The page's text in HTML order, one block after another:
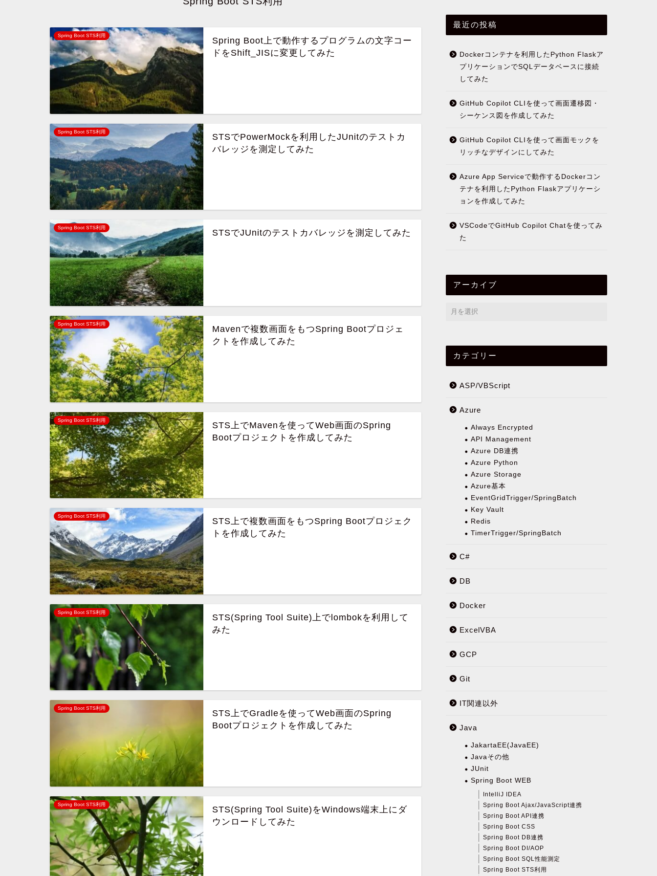
Spring Boot STS利用
Spring Boot上で動作するプログラムの文字コー
ドをShift_JISに変更してみた
Spring Boot STS利用
STSでPowerMockを利用したJUnitのテストカ
バレッジを測定してみた
Spring Boot STS利用
STSでJUnitのテストカバレッジを測定してみた
Spring Boot STS利用
Mavenで複数画面をもつSpring Bootプロジェ
クトを作成してみた
Spring Boot STS利用
STS上でMavenを使ってWeb画面のSpring
Bootプロジェクトを作成してみた
Spring Boot STS利用
STS上で複数画面をもつSpring Bootプロジェク
トを作成してみた
Spring Boot STS利用
STS(Spring Tool Suite)上でlombokを利用して
みた
Spring Boot STS利用
STS上でGradleを使ってWeb画面のSpring
Bootプロジェクトを作成してみた
Spring Boot STS利用
STS(Spring Tool Suite)をWindows端末上にダ
ウンロードしてみた
最近の投稿
Dockerコンテナを利用したPython Flaskア
プリケーションでSQLデータベースに接続
してみた
GitHub Copilot CLIを使って画面遷移図・
シーケンス図を作成してみた
GitHub Copilot CLIを使って画面モックを
リッチなデザインにしてみた
Azure App Serviceで動作するDockerコン
テナを利用したPython Flaskアプリケーシ
ョンを作成してみた
VSCodeでGitHub Copilot Chatを使ってみ
た
アーカイブ
カテゴリー
ASP/VBScript
Azure
Always Encrypted
API Management
Azure DB連携
Azure Python
Azure Storage
Azure基本
EventGridTrigger/SpringBatch
Key Vault
Redis
TimerTrigger/SpringBatch
C#
DB
Docker
ExcelVBA
GCP
Git
IT関連以外
Java
JakartaEE(JavaEE)
Javaその他
JUnit
Spring Boot WEB
IntelliJ IDEA
Spring Boot Ajax/JavaScript連携
Spring Boot API連携
Spring Boot CSS
Spring Boot DB連携
Spring Boot DI/AOP
Spring Boot SQL性能測定
Spring Boot STS利用